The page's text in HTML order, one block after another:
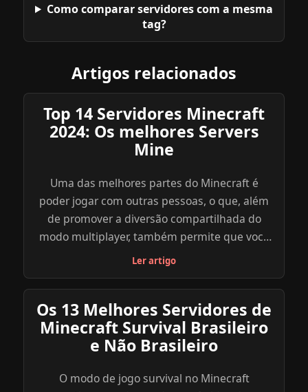
Como comparar servidores com a mesma
tag?
Artigos relacionados
Top 14 Servidores Minecraft
2024: Os melhores Servers
Mine
Uma das melhores partes do Minecraft é
poder jogar com outras pessoas, o que, além
de promover a diversão compartilhada do
modo multiplayer, também permite que você
explore uma diversidade de outros objetivos,
dos servidores criados por outros jogadores.
Abaixo, reunimos uma lista com os melhores
servidores de Minecraft para você se divertir e
explorar. Navegue com calma, atente para as
que parece mais ideal para você e seus
Ler artigo
Os 13 Melhores Servidores de
Minecraft Survival Brasileiro
e Não Brasileiro
O modo de jogo survival no Minecraft